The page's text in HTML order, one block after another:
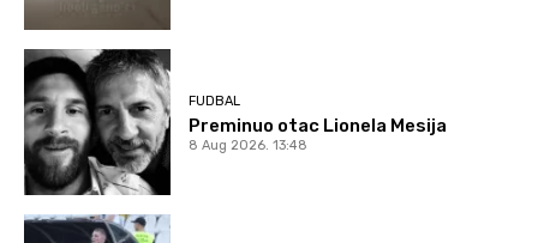
FUDBAL
Preminuo otac Lionela Mesija
8 Aug 2026. 13:48